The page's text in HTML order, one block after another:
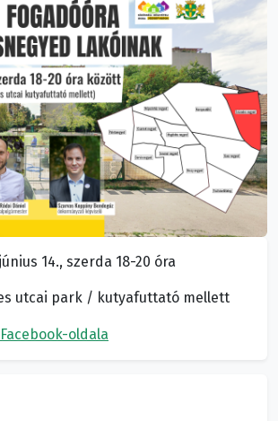
14., szerda 18-20 óra
utcai park / kutyafuttató mellett
oldala